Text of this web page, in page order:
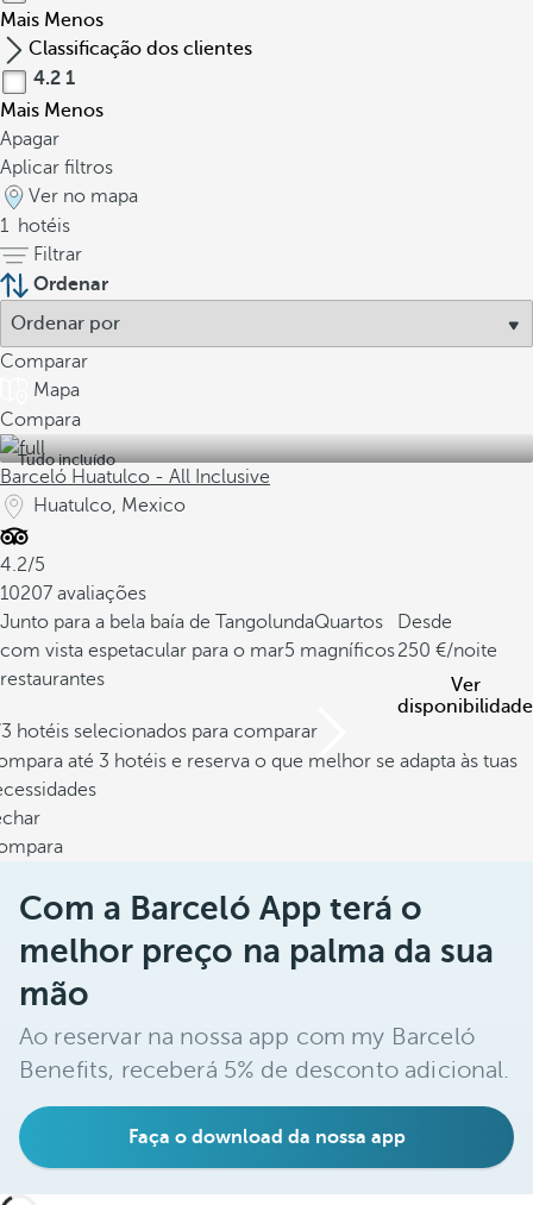
Mais Menos
Classificação dos clientes
4.2 1
Mais Menos
Apagar
Aplicar filtros
Ver no mapa
1 hotéis
Filtrar
Ordenar
Comparar
Mapa
Compara
Tudo incluído
Barceló Huatulco - All Inclusive
Huatulco, Mexico
4.2/5
10207 avaliações
Junto para a bela baía de TangolundaQuartos
com vista espetacular para o mar5 magníficos
restaurantes
Desde
250
/noite
Ver
disponibilidade
hotéis selecionados para comparar
até 3 hotéis e reserva o que melhor se adapta às tuas
Com a Barceló App terá o
melhor preço na palma da sua
mão
Ao reservar na nossa app com my Barceló
Benefits, receberá 5% de desconto adicional.
Faça o download da nossa app